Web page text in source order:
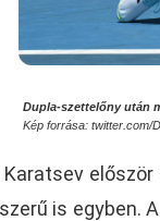
Dupla-szettelőny után
Kép forrása: twitter.com/
is egyben.